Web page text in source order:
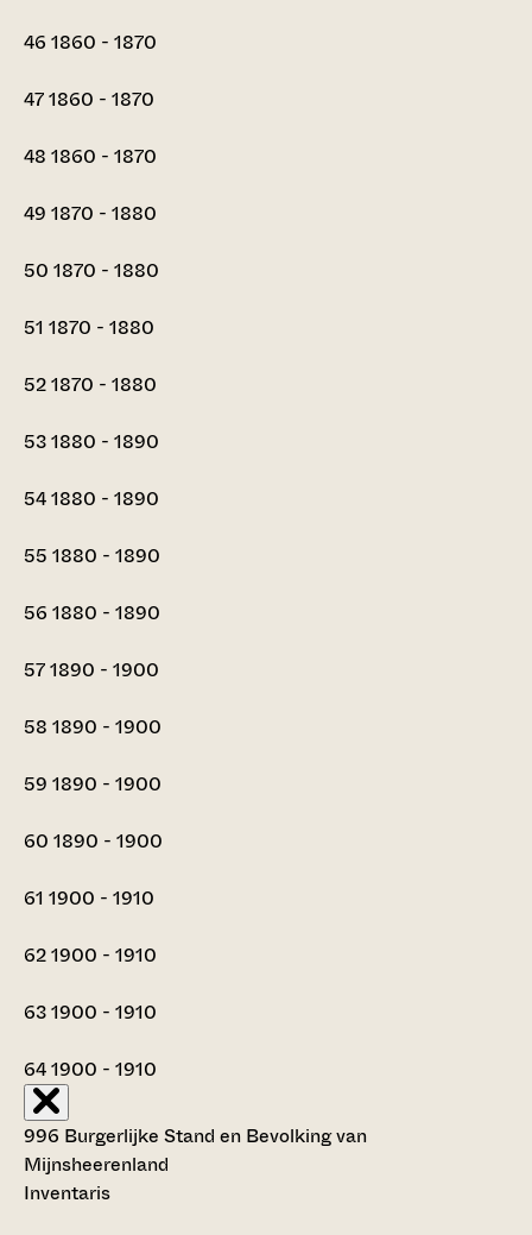
46 1860 - 1870
471860 - 1870
48 1860 - 1870
49 1870 - 1880
50 1870 - 1880
51 1870 - 1880
521870 - 1880
531880 - 1890
541880 - 1890
55 1880 - 1890
56 1880 - 1890
571890 - 1900
58 1890 - 1900
59 1890 - 1900
60 1890 - 1900
61 1900 - 1910
621900 - 1910
631900 - 1910
641900 - 1910
996 Burgerlijke Stand en Bevolking van
Mijnsheerenland
Inventaris